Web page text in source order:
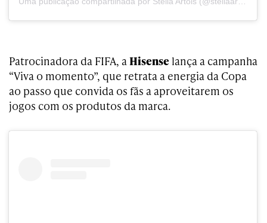
Patrocinadora da FIFA, a Hisense lança a campanha
“Viva o momento”, que retrata a energia da Copa
ao passo que convida os fãs a aproveitarem os
jogos com os produtos da marca.